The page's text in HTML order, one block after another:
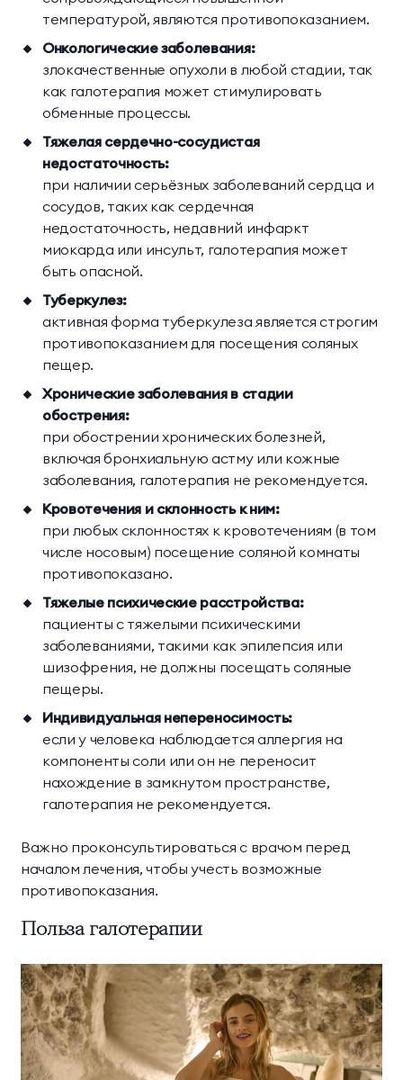
температурой, являются противопоказанием.
Онкологические заболевания:
злокачественные опухоли в любой стадии, так
как галотерапия может стимулировать
обменные процессы.
Тяжелая сердечно-сосудистая
недостаточность:
при наличии серьёзных заболеваний сердца и
сосудов, таких как сердечная
недостаточность, недавний инфаркт
миокарда или инсульт, галотерапия может
быть опасной.
Туберкулез:
активная форма туберкулеза является строгим
противопоказанием для посещения соляных
пещер.
Хронические заболевания в стадии
обострения:
при обострении хронических болезней,
включая бронхиальную астму или кожные
заболевания, галотерапия не рекомендуется.
Кровотечения и склонность к ним:
при любых склонностях к кровотечениям (в том
числе носовым) посещение соляной комнаты
противопоказано.
Тяжелые психические расстройства:
пациенты с тяжелыми психическими
заболеваниями, такими как эпилепсия или
шизофрения, не должны посещать соляные
пещеры.
Индивидуальная непереносимость:
если у человека наблюдается аллергия на
компоненты соли или он не переносит
нахождение в замкнутом пространстве,
галотерапия не рекомендуется.
Важно проконсультироваться с врачом перед
началом лечения, чтобы учесть возможные
противопоказания.
Польза галотерапии